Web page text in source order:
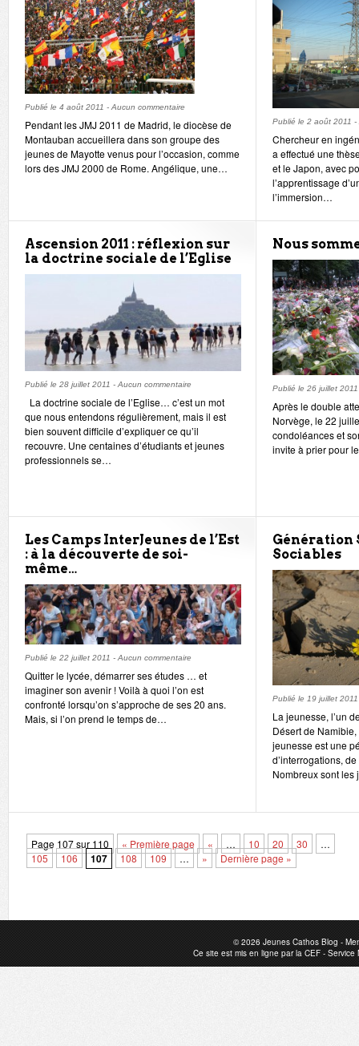
Publié le 4 août 2011 - Aucun commentaire
Pendant les JMJ 2011 de Madrid, le diocèse de
Montauban accueillera dans son groupe des
jeunes de Mayotte venus pour l’occasion, comme
lors des JMJ 2000 de Rome. Angélique, une…
Publié le 2 août 2011 -
Chercheur en
a effectué une
et le Japon, avec
l’apprentissage
l’immersion…
Ascension 2011 : réflexion sur
la doctrine sociale de l’Eglise
Publié le 28 juillet 2011 - Aucun commentaire
La doctrine sociale de l’Eglise… c’est un mot
que nous entendons régulièrement, mais il est
bien souvent difficile d’expliquer ce qu’il
recouvre. Une centaines d’étudiants et jeunes
professionnels se…
Nous
Publié le 26 juillet 2011
Après le double
Norvège, le 22
condoléances et
invite à prier pour
Les Camps InterJeunes de l’Est
: à la découverte de soi-
même…
Publié le 22 juillet 2011 - Aucun commentaire
Quitter le lycée, démarrer ses études … et
imaginer son avenir ! Voilà à quoi l’on est
confronté lorsqu’on s’approche de ses 20 ans.
Mais, si l’on prend le temps de…
Génération
Sociables
Publié le 19 juillet 2011
La jeunesse, l’un
Désert de
jeunesse est une
d’interrogations,
Nombreux sont
Page 107 sur 110 « Première page « … 10 20 30
…
105
106 107 108 109 … » Dernière page »
© 2026Jeunes Cathos Blog-
Ce site est mis en ligne par laCEF-Service